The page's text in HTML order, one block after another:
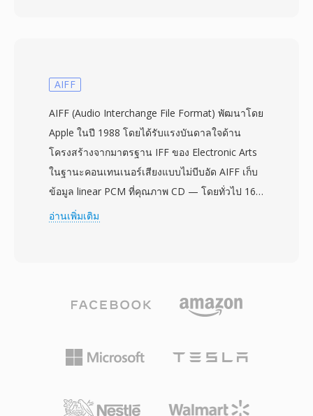
สตรีมที่ได้มักถูกบันทึกด้วยนามสกุล .cdda เป็น raw
แบบไม่บีบอัดและไม่สูญเสียข้อมูล — สิ่งที่เข้าถึงหู
ของคุณเหมือนกับต้นฉบับจากสตูดิโอทุกประการที่
ความละเอียดที่กำหนด การแก้ไขข้อผิดพลาดที่
แข็งแกร่งให้ความทนทานยอดเยี่ยม รักษาความ
สมบูรณ์ของเสียงแม้พื้นผิวแผ่นจะสึกหรอปานกลาง
จากการขายหลายพันล้านชิ้นนับตั้งแต่เปิดตัวเชิง
สัญญาณแบบบีบอัด
AIFF
AIFF (Audio Interchange File Format) พัฒนาโดย
Apple ในปี 1988 โดยได้รับแรงบันดาลใจด้าน
โครงสร้างจากมาตรฐาน IFF ของ Electronic Arts
ในฐานะคอนเทนเนอร์เสียงแบบไม่บีบอัด AIFF เก็บ
ข้อมูล linear PCM ที่คุณภาพ CD — โดยทั่วไป 16
บิตที่ 44.1 kHz — รักษาทุกรายละเอียดของการ
มืออาชีพบน macOS มักพึ่งพา AIFF เนื่องจากรับ
ตอนของการตัดต่อและมาสเตอริง จุดเด่นสำคัญคือ
ไม่มีการสูญเสียคุณภาพจากการบันทึกซ้ำ: ต่างจาก
สัญญาณเสื่อม อีกจุดแข็งคือการผสานรวมอย่างราบ
อ่านเพิ่มเติม